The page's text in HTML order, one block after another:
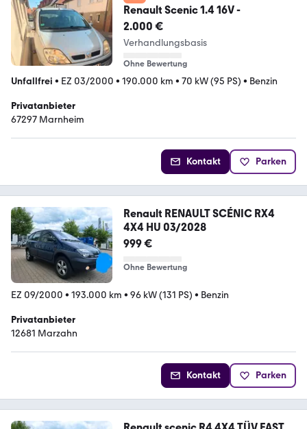
Renault Scenic 1.4 16V -
2.000 €
Verhandlungsbasis
Ohne Bewertung
Unfallfrei • EZ 03/2000 • 190.000 km • 70 kW (95 PS) • Benzin
Privatanbieter
67297 Marnheim
Kontakt Parken
Renault RENAULT SCÉNIC RX4
4X4 HU 03/2028
999 €
Ohne Bewertung
EZ 09/2000 • 193.000 km • 96 kW (131 PS) • Benzin
Privatanbieter
12681 Marzahn
Kontakt Parken